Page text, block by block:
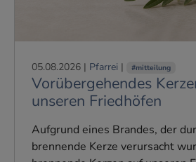
05.08.2026 | Pfarrei | #mitteilung
Vorübergehendes
unseren Friedhöfen
Aufgrund eines Brandes, der
brennende Kerze verursacht